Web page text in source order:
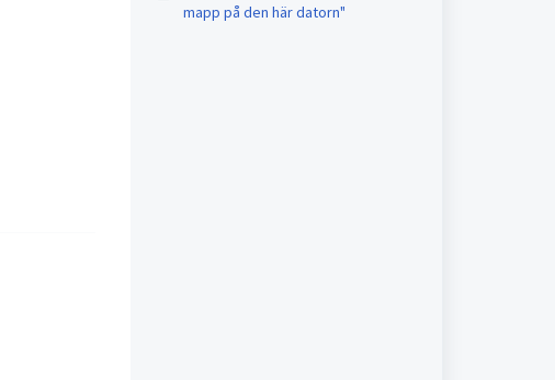
mapp på den här datorn"